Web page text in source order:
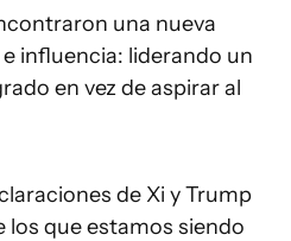
una nueva
influencia: liderando un
en vez de aspirar al
de Xi y Trump
los que estamos siendo